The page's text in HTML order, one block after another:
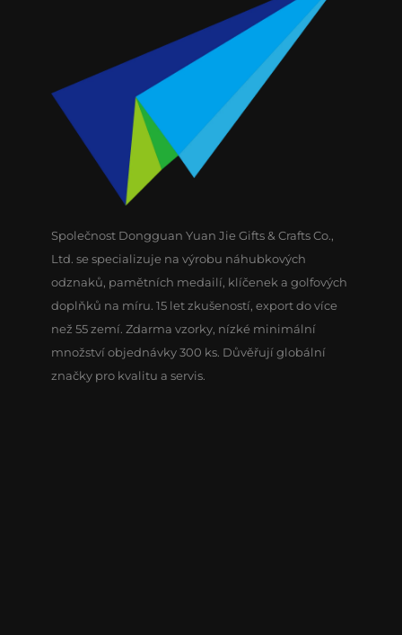
Společnost Dongguan Yuan Jie Gifts & Crafts Co.,
Ltd. se specializuje na výrobu náhubkových
odznaků, pamětních medailí, klíčenek a golfových
doplňků na míru. 15 let zkušeností, export do více
než 55 zemí. Zdarma vzorky, nízké minimální
množství objednávky 300 ks. Důvěřují globální
značky pro kvalitu a servis.